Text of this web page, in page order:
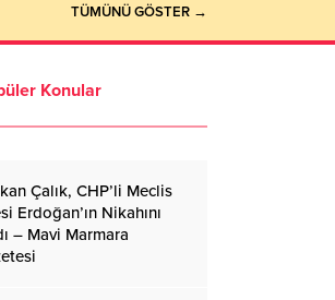
TÜMÜNÜ GÖSTER →
Konular
Çalık, CHP’li Meclis
Erdoğan’ın Nikahını
– Mavi Marmara